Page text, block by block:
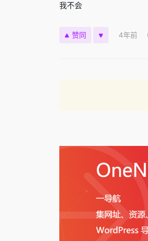
我不会
赞同 4年前